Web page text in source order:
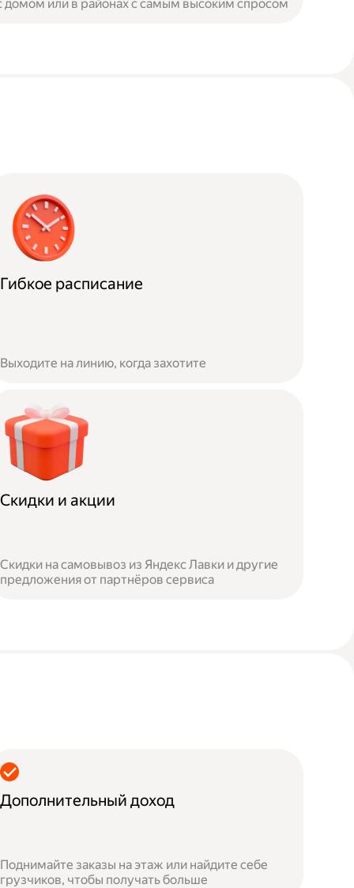
домом или в районах с самым высоким спросом
Гибкое расписание
Выходите на линию, когда захотите
Скидки и акции
Скидки на самовывоз из Яндекс Лавки и другие
предложения от партнёров сервиса
Дополнительный доход
Поднимайте заказы на этаж или найдите себе
грузчиков, чтобы получать больше